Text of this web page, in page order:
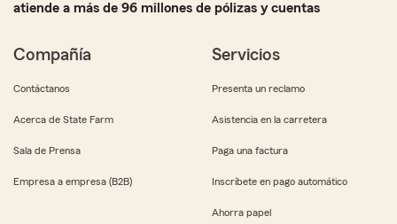
atiende a más de 96 millones de pólizas y cuentas
Compañía
Contáctanos
Acerca de State Farm
Sala de Prensa
Empresa a empresa (B2B)
Servicios
Presenta un reclamo
Asistencia en la carretera
Paga una factura
Inscríbete en pago automático
Ahorra papel